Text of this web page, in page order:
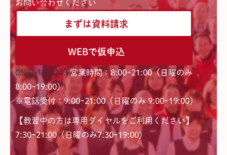
お問い合わせください
まずは資料請求
WEBで仮申込
0120-15-6343 営業時間：8:00~21:00（日曜のみ
8:00~19:00）
※電話受付：9:00~21:00（日曜のみ 9:00~19:00）
【教習中の方は専用ダイヤルをご利用ください】
7:30~21:00（日曜のみ7:30~19:00)